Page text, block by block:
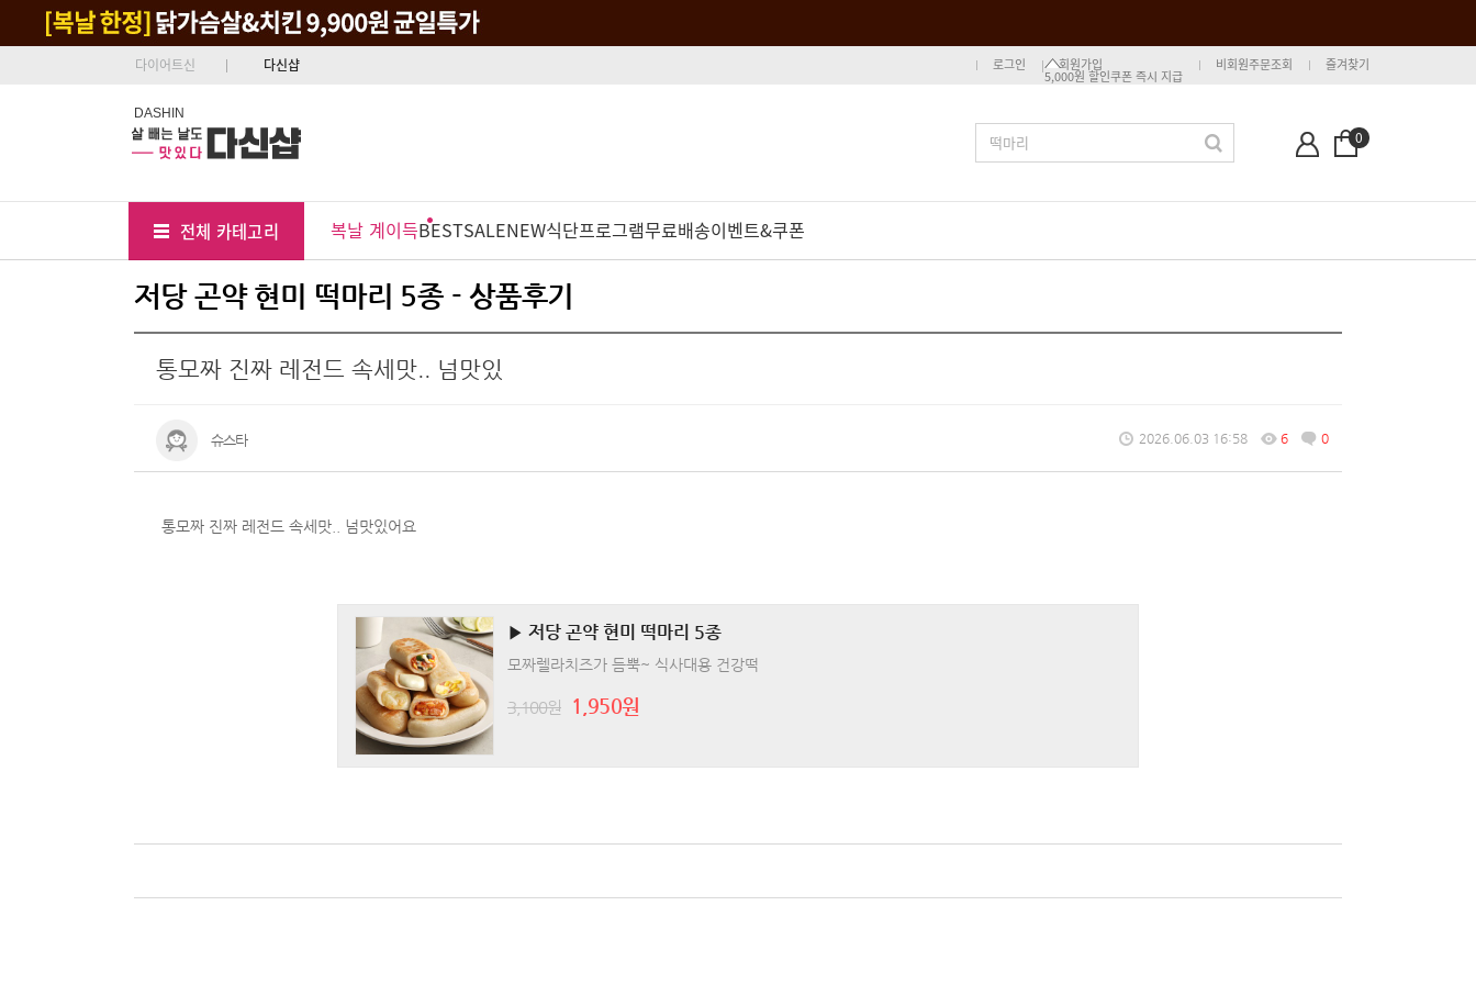
다이어트신 다신샵 로그인 회원가입
5,000원 할인쿠폰 즉시 지급
비회원주문조회 즐겨찾기
DASHIN
0
전체 카테고리 복날 계이득BESTSALENEW식단프로그램무료배송이벤트&쿠폰
저당 곤약 현미 떡마리 5종 - 상품후기
통모짜 진짜 레전드 속세맛.. 넘맛있
슈스타 2026.06.03 16:58 6 0
통모짜 진짜 레전드 속세맛.. 넘맛있어요
▶ 저당 곤약 현미 떡마리 5종
모짜렐라치즈가 듬뿍~ 식사대용 건강떡
3,100원 1,950원